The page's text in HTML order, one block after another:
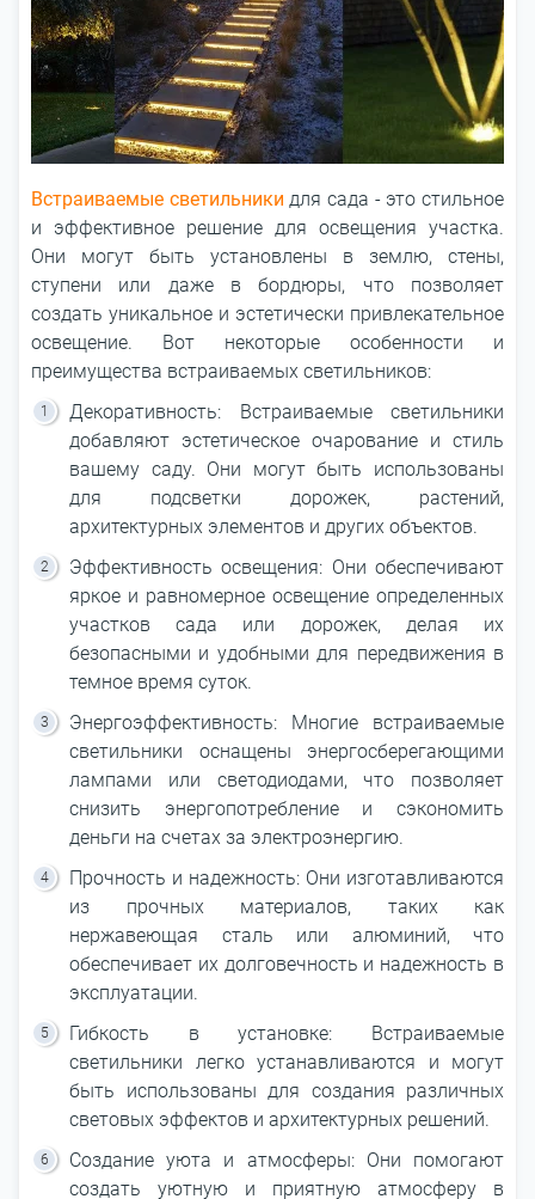
Встраиваемые светильники для сада - это стильное
и эффективное решение для освещения участка.
Они могут быть установлены в землю, стены,
ступени или даже в бордюры, что позволяет
создать уникальное и эстетически привлекательное
освещение. Вот некоторые особенности и
преимущества встраиваемых светильников:
Декоративность: Встраиваемые светильники
добавляют эстетическое очарование и стиль
вашему саду. Они могут быть использованы
для подсветки дорожек, растений,
архитектурных элементов и других объектов.
Эффективность освещения: Они обеспечивают
яркое и равномерное освещение определенных
участков сада или дорожек, делая их
безопасными и удобными для передвижения в
темное время суток.
Энергоэффективность: Многие встраиваемые
светильники оснащены энергосберегающими
лампами или светодиодами, что позволяет
снизить энергопотребление и сэкономить
деньги на счетах за электроэнергию.
Прочность и надежность: Они изготавливаются
из прочных материалов, таких как
нержавеющая сталь или алюминий, что
обеспечивает их долговечность и надежность в
эксплуатации.
Гибкость в установке: Встраиваемые
светильники легко устанавливаются и могут
быть использованы для создания различных
световых эффектов и архитектурных решений.
Создание уюта и атмосферы: Они помогают
создать уютную и приятную атмосферу в